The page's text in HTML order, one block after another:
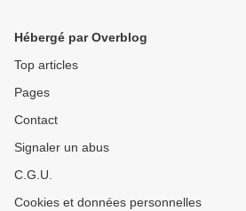
Hébergé par Overblog
Top articles
Pages
Contact
Signaler un abus
C.G.U.
Cookies et données personnelles